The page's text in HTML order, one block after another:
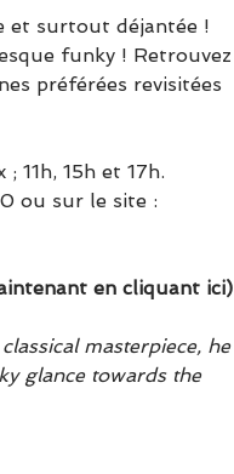
et surtout déjantée !
funky ! Retrouvez
préférées revisitées
11h, 15h et 17h.
ou sur le site :
en cliquant ici)
masterpiece, he
glance towards the